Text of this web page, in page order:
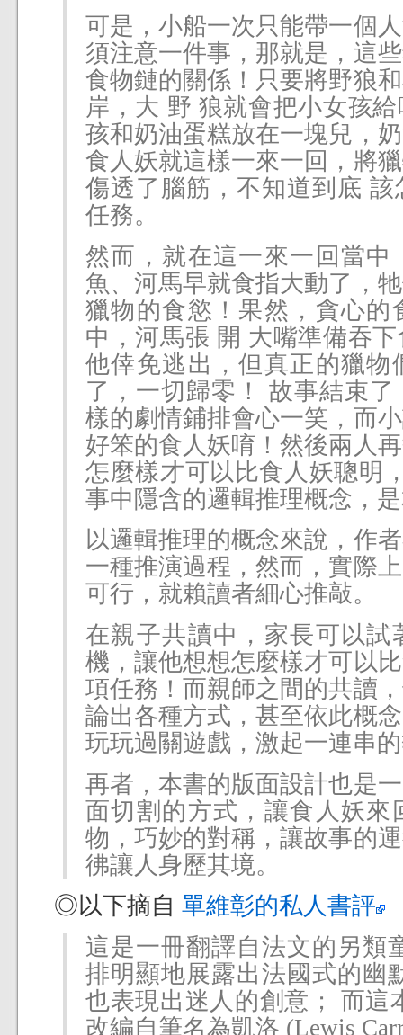
可是，小船一次只能帶一個
須注意一件事，那就是，這
食物鏈的關係！只要將野狼
岸，大 野 狼就會把小女孩
孩和奶油蛋糕放在一塊兒，
食人妖就這樣一來一回，將
傷透了腦筋，不知道到底
任務。
然而，就在這一來一回當中
魚、河馬早就食指大動了，
獵物的食慾！果然，貪心的
中，河馬張 開 大嘴準備吞
他倖免逃出，但真正的獵物
了，一切歸零！ 故事結束
樣的劇情鋪排會心一笑，而
好笨的食人妖唷！然後兩人
怎麼樣才可以比食人妖聰明
事中隱含的邏輯推理概念，
以邏輯推理的概念來說，作
一種推演過程，然而，實際
可行，就賴讀者細心推敲。
在親子共讀中，家長可以試
機，讓他想想怎麼樣才可以
項任務！而親師之間的共讀
論出各種方式，甚至依此概
玩玩過關遊戲，激起一連串
再者，本書的版面設計也是
面切割的方式，讓食人妖來
物，巧妙的對稱，讓故事的
彿讓人身歷其境。
◎以下摘自 單維彰的私人書評
這是一冊翻譯自法文的另類
排明顯地展露出法國式的幽
也表現出迷人的創意； 而這
改編自筆名為凱洛 (Lewis